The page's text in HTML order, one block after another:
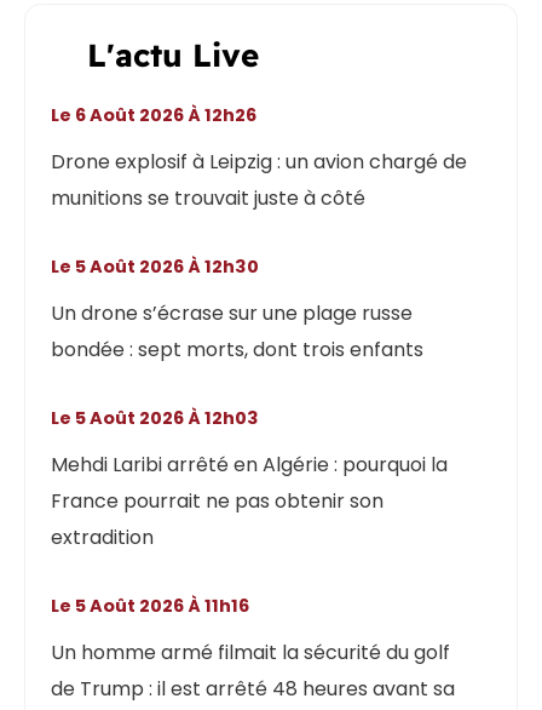
L'actu Live
Drone explosif à Leipzig : un avion chargé de
munitions se trouvait juste à côté
Le 6 Août 2026 À 12h26
Un drone s’écrase sur une plage russe
bondée : sept morts, dont trois enfants
Le 5 Août 2026 À 12h30
Mehdi Laribi arrêté en Algérie : pourquoi la
France pourrait ne pas obtenir son
extradition
Le 5 Août 2026 À 12h03
Un homme armé filmait la sécurité du golf
de Trump : il est arrêté 48 heures avant sa
Le 5 Août 2026 À 11h16